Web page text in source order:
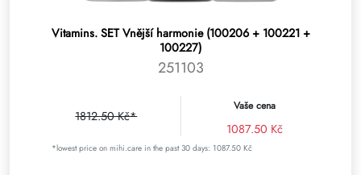
Vitamins. SET Vnější harmonie (100206 + 100221 +
100227)
251103
1812.50 Kč*
Vaše cena
1087.50 Kč
*lowest price on mihi.care in the past 30 days: 1087.50 Kč